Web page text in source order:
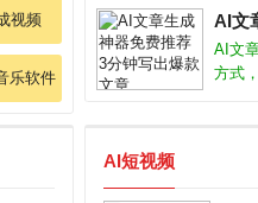
视频
乐软件
来越
至批
AI写
AI文
AI文
方式
AI短视频